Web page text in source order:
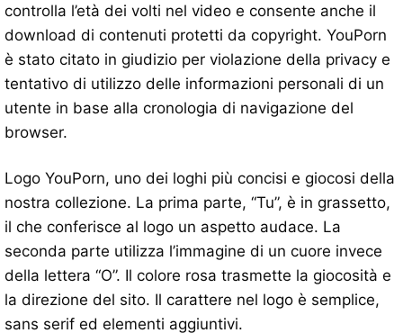
controlla l’età dei volti nel video e consente anche il
download di contenuti protetti da copyright. YouPorn
è stato citato in giudizio per violazione della privacy e
tentativo di utilizzo delle informazioni personali di un
utente in base alla cronologia di navigazione del
browser.
Logo YouPorn, uno dei loghi più concisi e giocosi della
nostra collezione. La prima parte, “Tu”, è in grassetto,
il che conferisce al logo un aspetto audace. La
seconda parte utilizza l’immagine di un cuore invece
della lettera “O”. Il colore rosa trasmette la giocosità e
la direzione del sito. Il carattere nel logo è semplice,
sans serif ed elementi aggiuntivi.